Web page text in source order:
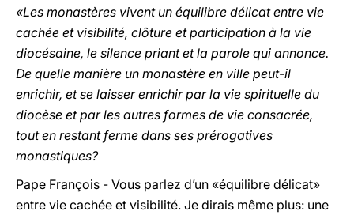
«Les monastères vivent un équilibre délicat entre vie
cachée et visibilité, clôture et participation à la vie
diocésaine, le silence priant et la parole qui annonce.
De quelle manière un monastère en ville peut-il
enrichir, et se laisser enrichir par la vie spirituelle du
diocèse et par les autres formes de vie consacrée,
tout en restant ferme dans ses prérogatives
monastiques?
Pape François - Vous parlez d’un «équilibre délicat»
entre vie cachée et visibilité. Je dirais même plus: une